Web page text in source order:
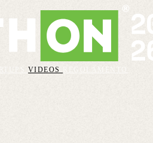
VIDEOS
REGOLAMENTO